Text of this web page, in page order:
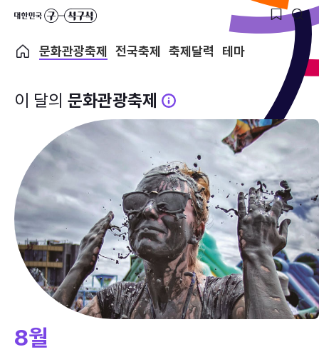
문화관광축제 전국축제 축제달력 테마
이 달의 문화관광축제
8월